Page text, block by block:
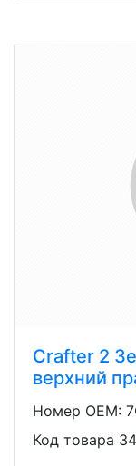
Crafter 2
верхний
Номер OEM:
Код товара